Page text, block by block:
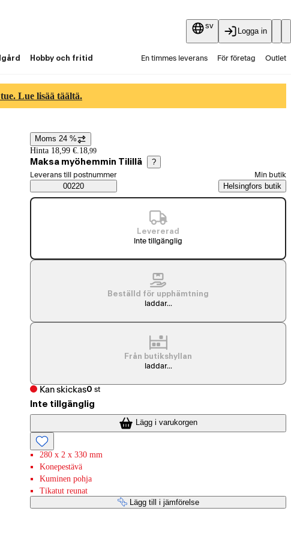
sv
Logga in
Hobby och fritid En timmes leverans För företag Outlet
Lue lisää täältä.
Prisinformation
Moms 24 %
Hinta 18,99 €. 18,99
Maksa myöhemmin Tilillä ?
Saatavuustiedot
Välj beställningssätt
Leverans till postnummer
00220
Min butik
Helsingfors butik
Levererad
Inte tillgänglig
Beställd för upphämtning
laddar...
Från butikshyllan
laddar...
Kan skickas0 st
Inte tillgänglig
Lägg i varukorgen
280 x 2 x 330 mm
Konepestävä
Kuminen pohja
Tikatut reunat
Lägg till i jämförelse